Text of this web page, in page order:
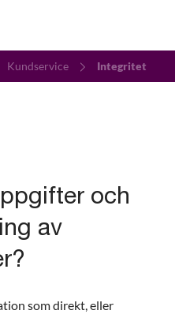
Kundservice Integritet
och
av
som direkt, eller